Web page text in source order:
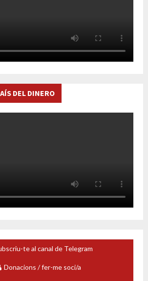
DEL DINERO
te al canal de Telegram
Donacions / fer-me soci/a